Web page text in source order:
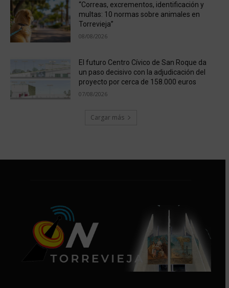
“Correas, excrementos, identificación y
multas: 10 normas sobre animales en
Torrevieja”
08/08/2026
El futuro Centro Cívico de San Roque da
un paso decisivo con la adjudicación del
proyecto por cerca de 158.000 euros
07/08/2026
Cargar más